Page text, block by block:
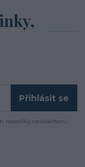
Přihlásit se
rozesílky newsletteru.